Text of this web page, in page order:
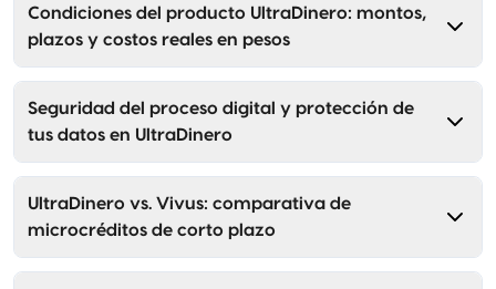
Condiciones del producto UltraDinero: montos,
plazos y costos reales en pesos
Seguridad del proceso digital y protección de
tus datos en UltraDinero
UltraDinero vs. Vivus: comparativa de
microcréditos de corto plazo